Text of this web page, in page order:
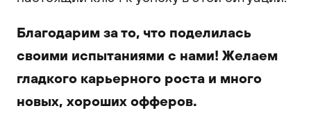
Благодарим за то, что поделилась
своими испытаниями с нами! Желаем
гладкого карьерного роста и много
новых, хороших офферов.